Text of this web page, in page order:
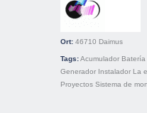
Ort: 46710 Daimus
Tags:Acumulador Batería
Generador Instalador La
Proyectos Sistema de